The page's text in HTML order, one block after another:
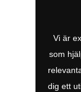
Vi är
som
dig ett